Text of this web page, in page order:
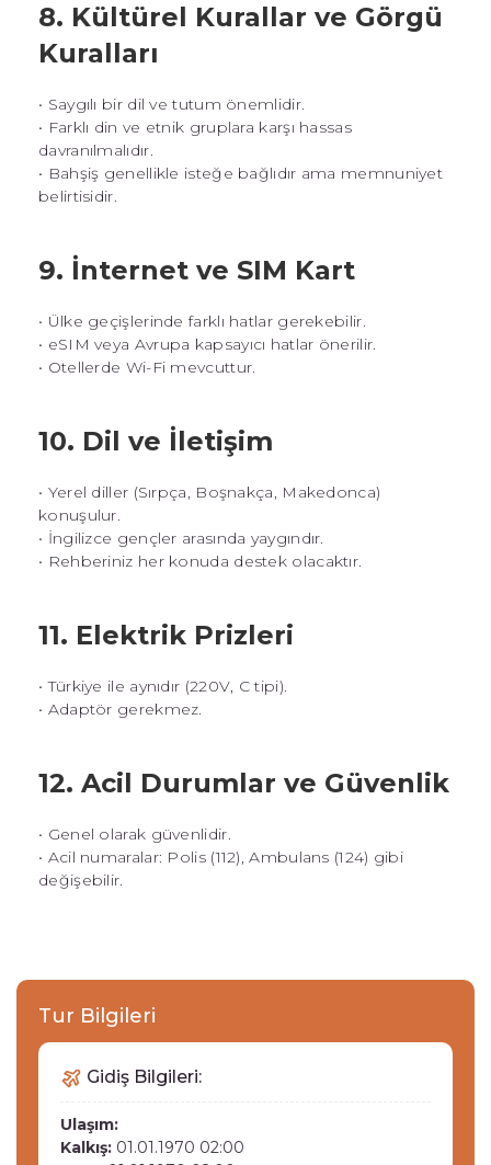
8. Kültürel Kurallar ve Görgü
Kuralları
• Saygılı bir dil ve tutum önemlidir.
• Farklı din ve etnik gruplara karşı hassas
davranılmalıdır.
• Bahşiş genellikle isteğe bağlıdır ama memnuniyet
belirtisidir.
9. İnternet ve SIM Kart
• Ülke geçişlerinde farklı hatlar gerekebilir.
• eSIM veya Avrupa kapsayıcı hatlar önerilir.
• Otellerde Wi-Fi mevcuttur.
10. Dil ve İletişim
• Yerel diller (Sırpça, Boşnakça, Makedonca)
konuşulur.
• İngilizce gençler arasında yaygındır.
• Rehberiniz her konuda destek olacaktır.
11. Elektrik Prizleri
• Türkiye ile aynıdır (220V, C tipi).
• Adaptör gerekmez.
12. Acil Durumlar ve Güvenlik
• Genel olarak güvenlidir.
• Acil numaralar: Polis (112), Ambulans (124) gibi
değişebilir.
Tur Bilgileri
Gidiş Bilgileri:
Ulaşım:
Kalkış: 01.01.1970 02:00